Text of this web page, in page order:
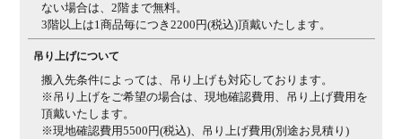
ない場合は、2階まで無料。
3階以上は1商品毎につき2200円(税込)頂戴いたします。
吊り上げについて
搬入先条件によっては、吊り上げも対応しております。
※吊り上げをご希望の場合は、現地確認費用、吊り上げ費用を
頂戴いたします。
※現地確認費用5500円(税込)、吊り上げ費用(別途お見積り)